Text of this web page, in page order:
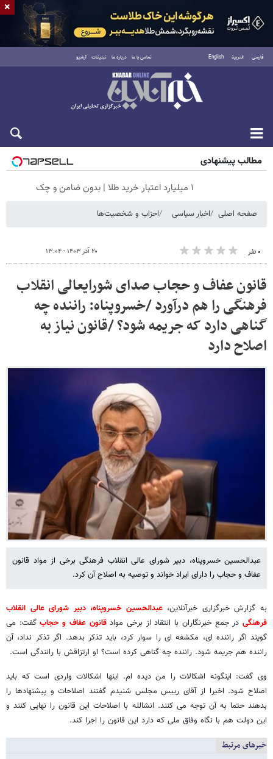
فارسی العربية English تماس با ما درباره ما تبلیغات آرشیو
جمعه ۱۶ مرداد ۱۴۰۵
مطالب پیشنهادی
۱ میلیارد اعتبار خرید طلا | بدون ضامن و چک
صفحه اصلی اخبار سیاسی احزاب و شخصیت‌ها
۰ نفر ۲۰ آذر ۱۴۰۳ - ۱۳:۰۴
قانون عفاف و حجاب صدای شورایعالی انقلاب
فرهنگی را هم درآورد /خسروپناه: راننده چه
گناهی دارد که جریمه شود؟ /قانون نیاز به
اصلاح دارد
عبدالحسین خسروپناه، دبیر شورای عالی انقلاب فرهنگی برخی از مواد قانون
عفاف و حجاب را دارای ایراد خواند و توصیه به اصلاح آن کرد.
به گزارش خبرگزاری خبرآنلاین،عبدالحسین خسروپناه، دبیر شورای عالی انقلاب
فرهنگیدر جمع خبرنگاران با انتقاد از برخی موادقانون عفاف و حجابگفت: می
گویند اگر راننده ای، مکشفه ای را سوار کرد، باید تذکر بدهد. اگر تذکر نداد، آن
راننده هم جریمه شود. راننده چه گناهی کرده است؟ او ارتزاقش با رانندگی است.
وی گفت: اینگونه اشکالات را من دیده ام. اینها اشکالات واردی است که باید
اصلاح شود. اخیرا از آقای رییس مجلس شنیدم گفتند اصلاحات و پیشنهادها را
بدهند حتما به آن توجه می کنند. انشالله با اصلاحات این قانون را نهایی کنند و
این دولت هم با نگاه وفاق ملی که دارد این قانون را اجرا کند.
خبرهای مرتبط
×